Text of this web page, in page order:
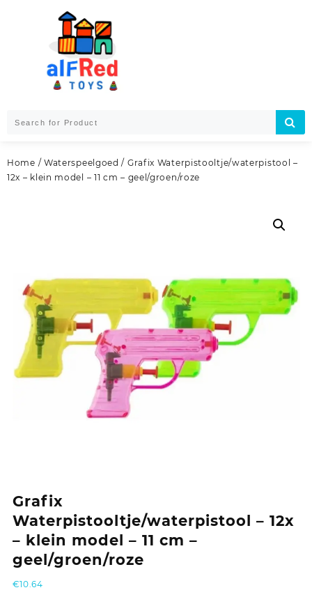
Home / Waterspeelgoed / Grafix Waterpistooltje/waterpistool –
12x – klein model – 11 cm – geel/groen/roze
Grafix
Waterpistooltje/waterpistool – 12x
– klein model – 11 cm –
geel/groen/roze
€10.64